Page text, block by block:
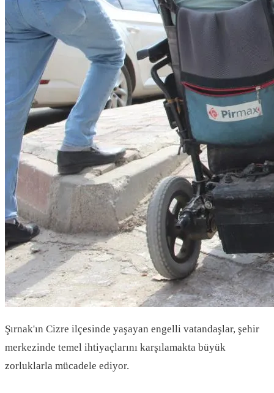
Şırnak'ın Cizre ilçesinde yaşayan engelli vatandaşlar, şehir
merkezinde temel ihtiyaçlarını karşılamakta büyük
zorluklarla mücadele ediyor.